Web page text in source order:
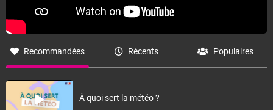
Recommandées Récents Populaires
À quoi sert la météo ?